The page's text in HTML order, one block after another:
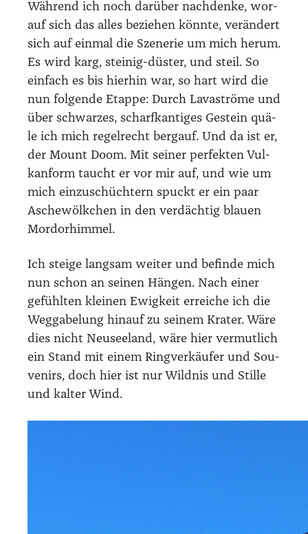
Wäh­rend ich noch dar­über nach­den­ke, wor­
auf sich das alles bezie­hen könn­te, ver­än­dert
sich auf ein­mal die Sze­ne­rie um mich her­um.
Es wird karg, stei­nig-düs­ter, und steil. So
ein­fach es bis hier­hin war, so hart wird die
nun fol­gen­de Etap­pe: Durch Lava­strö­me und
über schwar­zes, scharf­kan­ti­ges Gestein quä­
le ich mich regel­recht berg­auf. Und da ist er,
der Mount Doom. Mit sei­ner per­fek­ten Vul­
kan­form taucht er vor mir auf, und wie um
mich ein­zu­schüch­tern spuckt er ein paar
Asche­wölk­chen in den ver­däch­tig blau­en
Mordor­him­mel.
Ich stei­ge lang­sam wei­ter und befin­de mich
nun schon an sei­nen Hän­gen. Nach einer
gefühl­ten klei­nen Ewig­keit errei­che ich die
Weg­ga­be­lung hin­auf zu sei­nem Kra­ter. Wäre
dies nicht Neu­see­land, wäre hier ver­mut­lich
ein Stand mit einem Ring­ver­käu­fer und Sou­
ve­nirs, doch hier ist nur Wild­nis und Stil­le
und kal­ter Wind.